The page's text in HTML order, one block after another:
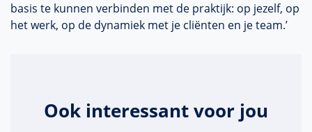
basis te kunnen verbinden met de praktijk: op jezelf, op
het werk, op de dynamiek met je cliënten en je team.’
Ook interessant voor jou